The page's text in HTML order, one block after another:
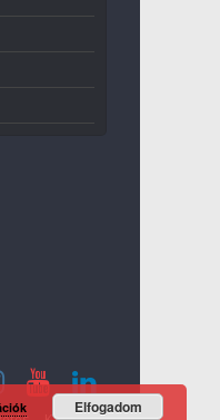
Elfogadom